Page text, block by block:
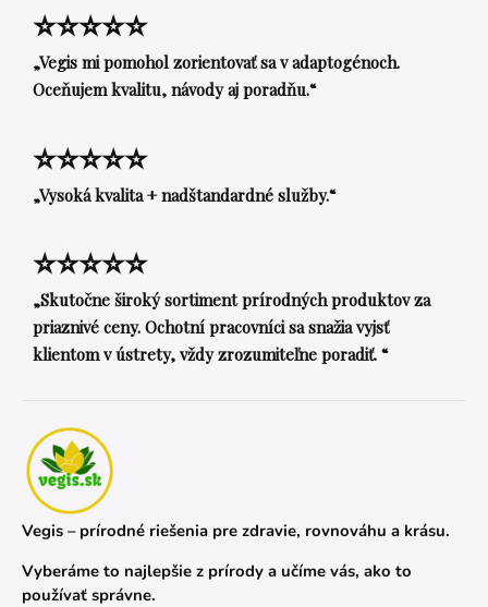
⭐⭐⭐⭐⭐
„Vegis mi pomohol zorientovať sa v adaptogénoch.
Oceňujem kvalitu, návody aj poradňu.“
⭐⭐⭐⭐⭐
„Vysoká kvalita + nadštandardné služby.“
⭐⭐⭐⭐⭐
„Skutočne široký sortiment prírodných produktov za
priaznivé ceny. Ochotní pracovníci sa snažia vyjsť
klientom v ústrety, vždy zrozumiteľne poradiť. “
Vegis – prírodné riešenia pre zdravie, rovnováhu a krásu.
Vyberáme to najlepšie z prírody a učíme vás, ako to
používať správne.